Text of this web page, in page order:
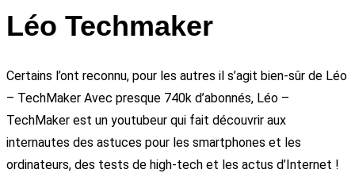
Léo Techmaker
Certains l’ont reconnu, pour les autres il s’agit bien-sûr de Léo
– TechMaker Avec presque 740k d’abonnés, Léo –
TechMaker est un youtubeur qui fait découvrir aux
internautes des astuces pour les smartphones et les
ordinateurs, des tests de high-tech et les actus d’Internet !